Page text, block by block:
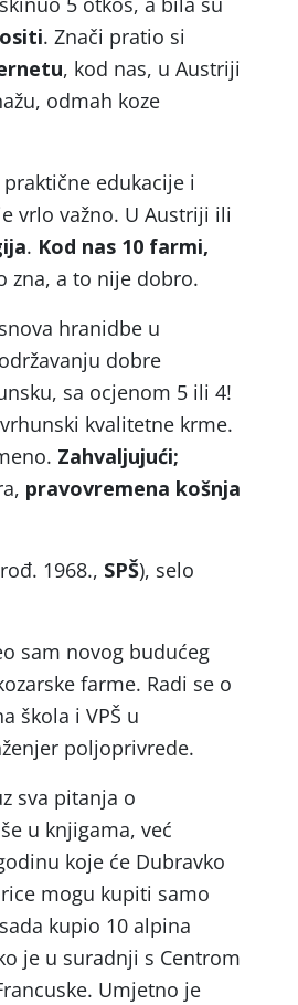
. Znači pratio si
, kod nas, u Austriji
odmah koze
edukacije i
vrlo važno. U Austriji ili
. Kod nas 10 farmi,
zna, a to nije dobro.
hranidbe u
dobre
sa ocjenom 5 ili 4!
kvalitetne krme.
Zahvaljujući;
pravovremena košnja
1968., SPŠ), selo
sam novog budućeg
farme. Radi se o
škola i VPŠ u
poljoprivrede.
sva pitanja o
u knjigama, već
koje će Dubravko
mogu kupiti samo
kupio 10 alpina
je u suradnji s Centrom
Umjetno je